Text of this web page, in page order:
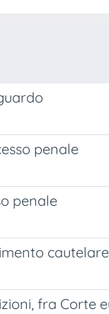
penale
penale
fra Corte